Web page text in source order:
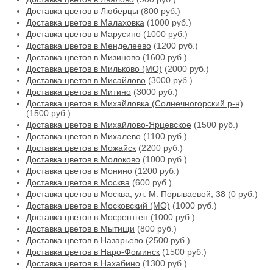
Доставка цветов в Люберцы (800 руб.)
Доставка цветов в Малаховка (1000 руб.)
Доставка цветов в Марусино (1000 руб.)
Доставка цветов в Менделеево (1200 руб.)
Доставка цветов в Мизиново (1600 руб.)
Доставка цветов в Мильково (МО) (2000 руб.)
Доставка цветов в Мисайлово (3000 руб.)
Доставка цветов в Митино (3000 руб.)
Доставка цветов в Михайловка (Солнечногорский р-н)
(1500 руб.)
Доставка цветов в Михайлово-Ярцевское (1500 руб.)
Доставка цветов в Михалево (1100 руб.)
Доставка цветов в Можайск (2200 руб.)
Доставка цветов в Молоково (1000 руб.)
Доставка цветов в Монино (1200 руб.)
Доставка цветов в Москва (600 руб.)
Доставка цветов в Москва, ул. М. Порываевой, 38 (0 руб.)
Доставка цветов в Московский (МО) (1000 руб.)
Доставка цветов в Мосрентген (1000 руб.)
Доставка цветов в Мытищи (800 руб.)
Доставка цветов в Назарьево (2500 руб.)
Доставка цветов в Наро-Фоминск (1500 руб.)
Доставка цветов в Нахабино (1300 руб.)